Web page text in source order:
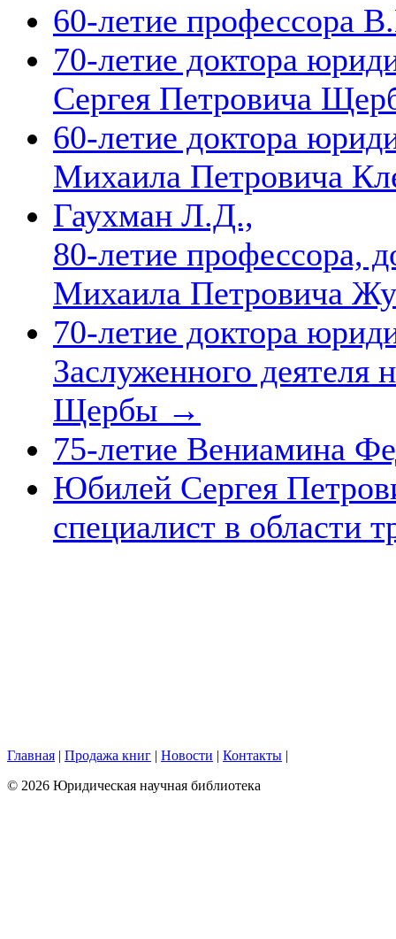
60-летие профессора
70-летие доктора
Сергея Петровича
60-летие доктора
Михаила Петровича
Гаухман Л.Д.,
80-летие профессора,
Михаила Петровича
70-летие доктора
Заслуженного деятеля
Щербы →
75-летие Вениамина
Юбилей Сергея
специалист в области
Главная | Продажа книг | Новости | Контакты |
© 2026 Юридическая научная библиотека